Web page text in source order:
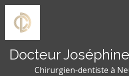
Docteur
Chirurgien-dentiste à